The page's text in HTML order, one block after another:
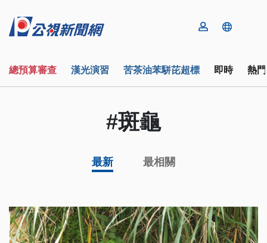
總預算審查 漢光演習 苦茶油苯駢芘超標 即時 熱
#斑龜
最新 最相關